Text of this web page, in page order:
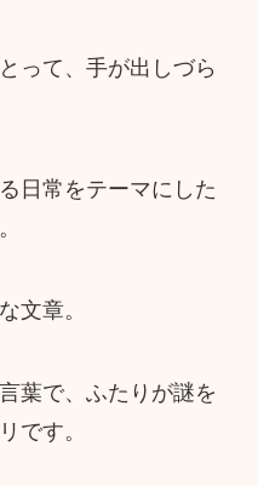
って、手が出しづら
日常をテーマにした
文章。
葉で、ふたりが謎を
です。